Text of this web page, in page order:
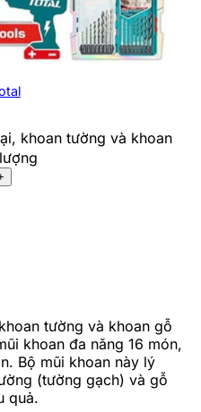
khoan tường và khoan
tường và khoan gỗ
khoan đa năng 16 món,
Bộ mũi khoan này lý
(tường gạch) và gỗ
quả.